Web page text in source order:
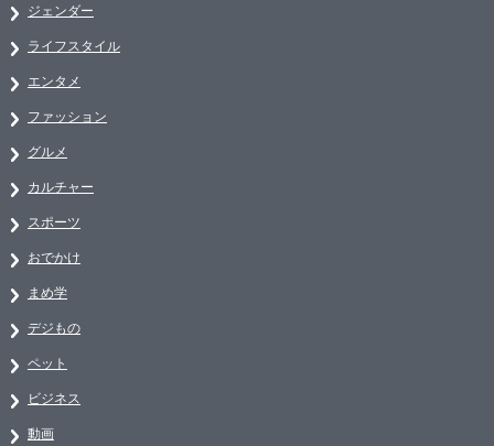
ジェンダー
ライフスタイル
エンタメ
ファッション
グルメ
カルチャー
スポーツ
おでかけ
まめ学
デジもの
ペット
ビジネス
動画